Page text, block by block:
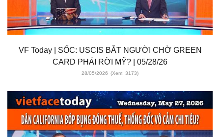
VF Today | SỐC: USCIS BẮT NGƯỜI CHỜ GREEN
CARD PHẢI RỜI MỸ? | 05/28/26
28/05/2026 (Xem: 3173)